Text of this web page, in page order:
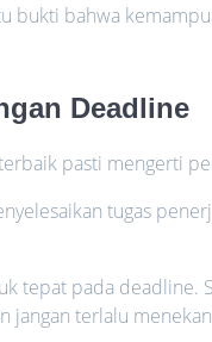
bukti bahwa
Deadline
pasti mengerti
tugas
tepat pada deadline.
jangan terlalu